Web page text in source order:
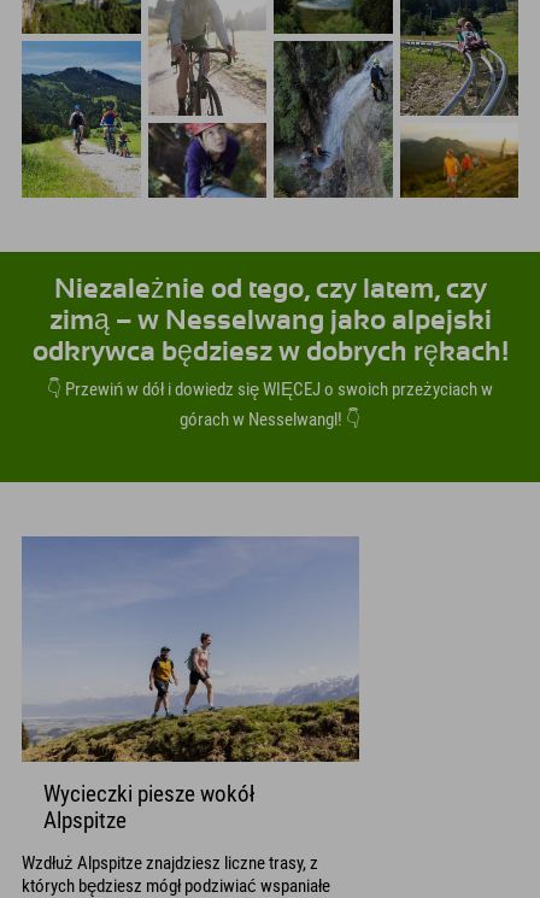
Niezależnie od tego, czy latem, czy
zimą – w Nesselwang jako alpejski
odkrywca będziesz w dobrych rękach!
👇 Przewiń w dół i dowiedz się WIĘCEJ o swoich przeżyciach w
górach w Nesselwangl! 👇
Wycieczki piesze wokół
Alpspitze
Wzdłuż Alpspitze znajdziesz liczne trasy, z
których będziesz mógł podziwiać wspaniałe